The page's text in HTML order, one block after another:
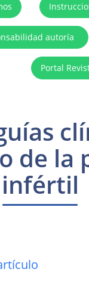
autoría
Portal
de la
infértil